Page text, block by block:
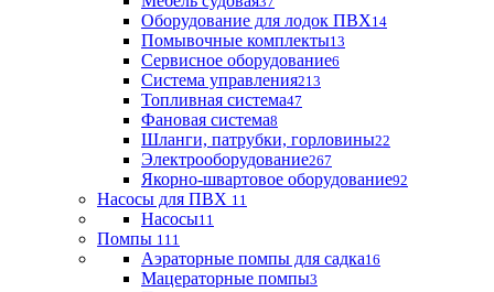
Оборудование для лодок ПВХ14
Помывочные комплекты13
Сервисное оборудование6
Система управления213
Топливная система47
Фановая система8
Шланги, патрубки, горловины22
Электрооборудование267
Якорно-швартовое оборудование92
Насосы для ПВХ 11
Насосы11
Помпы 111
Аэраторные помпы для садка16
Мацераторные помпы3